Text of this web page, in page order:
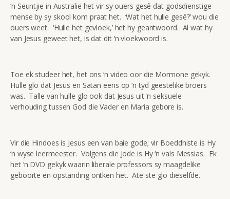
‘n Seuntjie in Australië het vir sy ouers gesê dat godsdienstige
mense by sy skool kom praat het. ‘Wat het hulle gesê?’ wou die
ouers weet. ‘Hulle het gevloek,’ het hy geantwoord. Al wat hy
van Jesus geweet het, is dat dit ‘n vloekwoord is.
Toe ek studeer het, het ons ‘n video oor die Mormone gekyk.
Hulle glo dat Jesus en Satan eens op ‘n tyd geestelike broers
was. Talle van hulle glo ook dat Jesus uit ‘n seksuele
verhouding tussen God die Vader en Maria gebore is.
Vir die Hindoes is Jesus een van baie gode; vir Boeddhiste is Hy
‘n wyse leermeester. Volgens die Jode is Hy ‘n vals Messias. Ek
het ‘n DVD gekyk waarin liberale professors sy maagdelike
geboorte en opstanding ontken het. Ateïste glo dieselfde.